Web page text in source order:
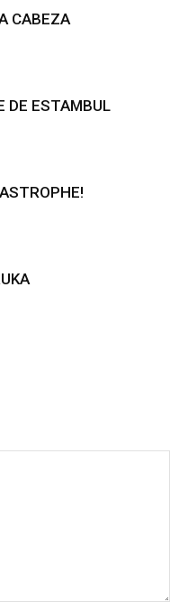
CABEZA
DE ESTAMBUL